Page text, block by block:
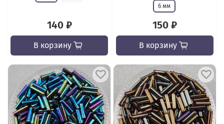
140 ₽
В корзину
6 мм
150 ₽
В корзину